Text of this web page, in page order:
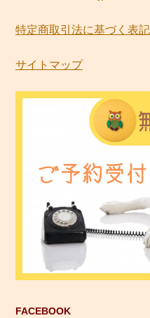
特定商取引法に基づく表記
サイトマップ
FACEBOOK